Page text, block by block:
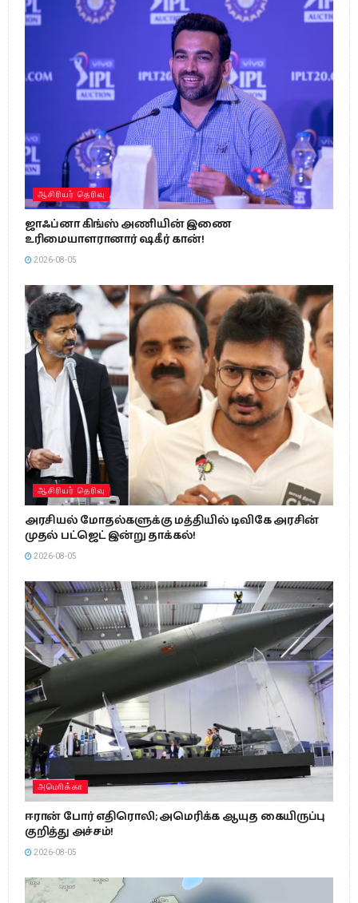
ஆசிரியர் தெரிவு
ஜாஃப்னா கிங்ஸ் அணியின் இணை
உரிமையாளரானார் ஷகீர் கான்!
2026-08-05
ஆசிரியர் தெரிவு
அரசியல் மோதல்களுக்கு மத்தியில் டிவிகே அரசின்
முதல் பட்ஜெட் இன்று தாக்கல்!
2026-08-05
அமொிக்கா
ஈரான் போர் எதிரொலி; அமெரிக்க ஆயுத கையிருப்பு
குறித்து அச்சம்!
2026-08-05